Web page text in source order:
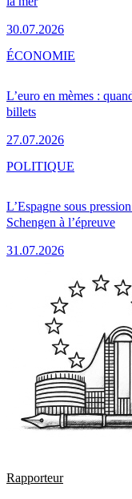
30.07.2026
L’euro en mèmes :
billets
27.07.2026
ÉCONOMIE
L’Espagne sous
Schengen à l’épreuve
31.07.2026
POLITIQUE
Rapporteur